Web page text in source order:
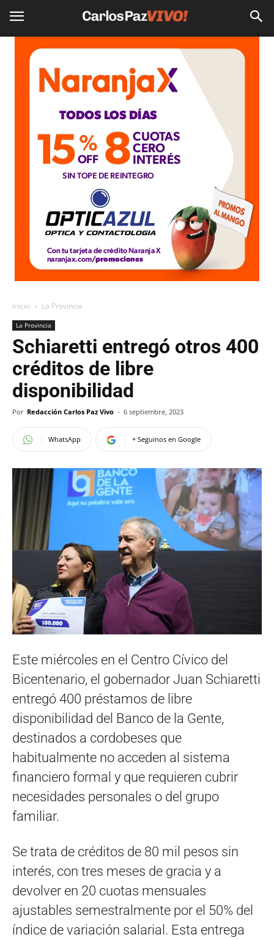
Inicio La Provincia
La Provincia
Schiaretti entregó otros 400
créditos de libre
disponibilidad
Por Redacción Carlos Paz Vivo - 6 septiembre, 2023
WhatsApp + Seguinos en Google
Este miércoles en el Centro Cívico del
Bicentenario, el gobernador Juan Schiaretti
entregó 400 préstamos de libre
disponibilidad del Banco de la Gente,
destinados a cordobeses que
habitualmente no acceden al sistema
financiero formal y que requieren cubrir
necesidades personales o del grupo
familiar.
Se trata de créditos de 80 mil pesos sin
interés, con tres meses de gracia y a
devolver en 20 cuotas mensuales
ajustables semestralmente por el 50% del
índice de variación salarial. Esta entrega